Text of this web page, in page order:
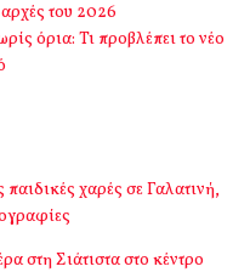
του 2026
όρια: Τι προβλέπει το νέο
χαρές σε Γαλατινή,
στη Σιάτιστα στο κέντρο